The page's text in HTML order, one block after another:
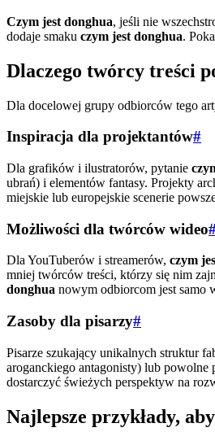
Czym jest donghua, jeśli nie
dodaje smaku czym jest donghua.
Dlaczego twórcy treści
Dla docelowej grupy odbiorców tego
Inspiracja dla projektantów#
Dla grafików i ilustratorów, pytanie
ubrań) i elementów fantasy. Projekty
miejskie lub europejskie scenerie
Możliwości dla twórców wideo
Dla YouTuberów i streamerów, czym
mniej twórców treści, którzy się nim
donghua nowym odbiorcom jest samo
Zasoby dla pisarzy#
Pisarze szukający unikalnych struktur
aroganckiego antagonisty) lub
dostarczyć świeżych perspektyw na
Najlepsze przykłady,